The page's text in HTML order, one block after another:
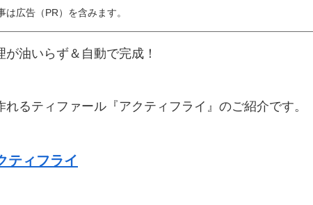
は広告（PR）を含みます。
油いらず＆自動で完成！
るティファール『アクティフライ』のご紹介です。
ティフライ